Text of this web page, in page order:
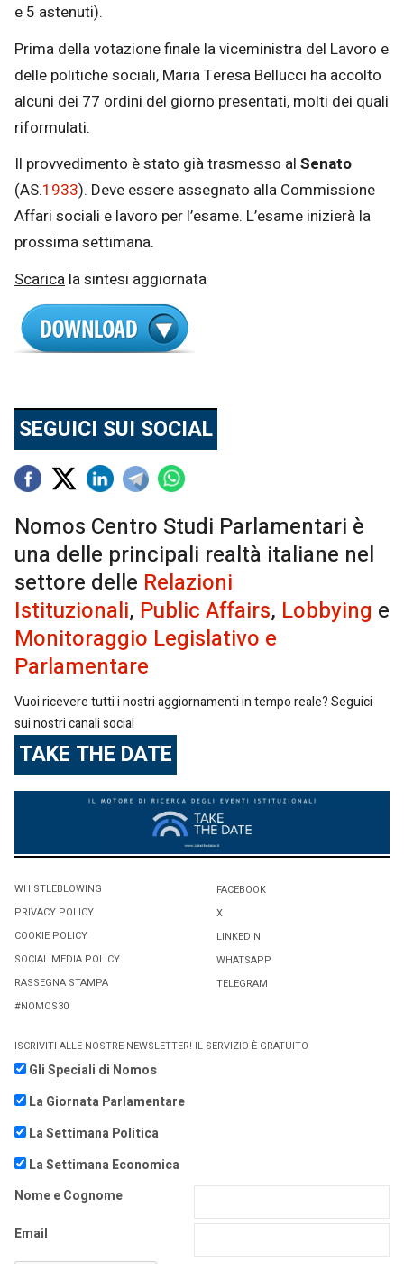
e 5 astenuti).
Prima della votazione finale la viceministra del Lavoro e
delle politiche sociali, Maria Teresa Bellucci ha accolto
alcuni dei 77 ordini del giorno presentati, molti dei quali
riformulati.
Il provvedimento è stato già trasmesso al Senato
(AS.1933). Deve essere assegnato alla Commissione
Affari sociali e lavoro per l’esame. L’esame inizierà la
prossima settimana.
Scarica la sintesi aggiornata
SEGUICI SUI SOCIAL
Nomos Centro Studi Parlamentari è
una delle principali realtà italiane nel
settore delle Relazioni
Istituzionali, Public Affairs, Lobbying e
Monitoraggio Legislativo e
Parlamentare
Vuoi ricevere tutti i nostri aggiornamenti in tempo reale? Seguici
sui nostri canali social
TAKE THE DATE
WHISTLEBLOWING
PRIVACY POLICY
COOKIE POLICY
SOCIAL MEDIA POLICY
RASSEGNA STAMPA
#NOMOS30
FACEBOOK
X
LINKEDIN
WHATSAPP
TELEGRAM
ISCRIVITI ALLE NOSTRE NEWSLETTER! IL SERVIZIO È GRATUITO
Gli Speciali di Nomos
La Giornata Parlamentare
La Settimana Politica
La Settimana Economica
Nome e Cognome
Email